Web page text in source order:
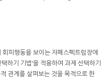
피행동을 보이는 자폐스펙트럼장애
하기 기법’을 적용하여 과제 선택하기
관계를 살펴보는 것을 목적으로 한